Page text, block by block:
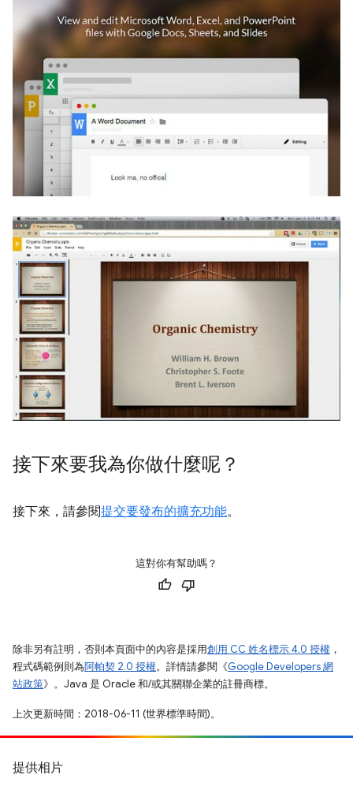
接下來要我為你做什麼呢？
接下來，請參閱提交要發布的擴充功能。
這對你有幫助嗎？
除非另有註明，否則本頁面中的內容是採用創用 CC 姓名標示 4.0 授權 ，
程式碼範例則為阿帕契 2.0 授權。詳情請參閱《Google Developers 網
站政策》。Java 是 Oracle 和/或其關聯企業的註冊商標。
上次更新時間：2018-06-11 (世界標準時間)。
提供相片